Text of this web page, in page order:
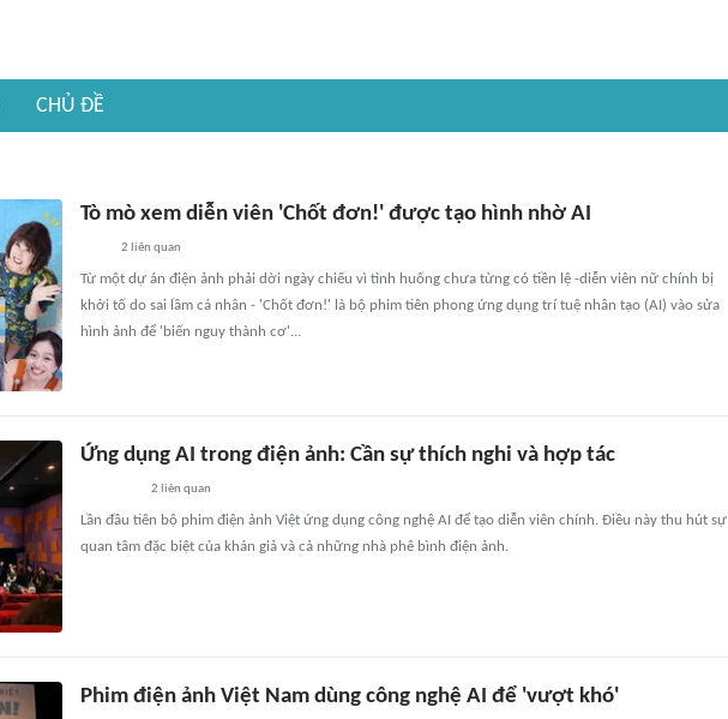
CHỦ ĐỀ
Tò mò xem diễn viên 'Chốt đơn!' được tạo hình nhờ AI
2 liên quan
Từ một dự án điện ảnh phải dời ngày chiếu vì tình huống chưa từng có tiền lệ -diễn viên nữ chính bị
khởi tố do sai lầm cá nhân - 'Chốt đơn!' là bộ phim tiên phong ứng dụng trí tuệ nhân tạo (AI) vào sửa
hình ảnh để 'biến nguy thành cơ'...
Ứng dụng AI trong điện ảnh: Cần sự thích nghi và hợp tác
2 liên quan
Lần đầu tiên bộ phim điện ảnh Việt ứng dụng công nghệ AI để tạo diễn viên chính. Điều này thu hút sự
quan tâm đặc biệt của khán giả và cả những nhà phê bình điện ảnh.
Phim điện ảnh Việt Nam dùng công nghệ AI để 'vượt khó'